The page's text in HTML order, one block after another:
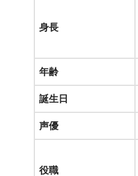
身長
年齢
誕生日
声優
役職